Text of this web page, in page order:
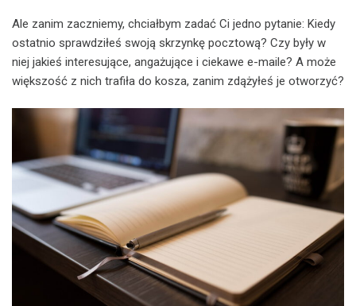
Ale zanim zaczniemy, chciałbym zadać Ci jedno pytanie: Kiedy
ostatnio sprawdziłeś swoją skrzynkę pocztową? Czy były w
niej jakieś interesujące, angażujące i ciekawe e-maile? A może
większość z nich trafiła do kosza, zanim zdążyłeś je otworzyć?